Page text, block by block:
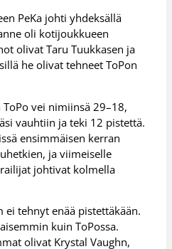
PeKa johti yhdeksällä
oli kotijoukkueen
olivat Taru Tuukkasen ja
he olivat tehneet ToPon
vei nimiinsä 29–18,
vauhtiin ja teki 12 pistettä.
ensimmäisen kerran
ja viimeiselle
johtivat kolmella
ei tehnyt enää pistettäkään.
kuin ToPossa.
olivat Krystal Vaughn,